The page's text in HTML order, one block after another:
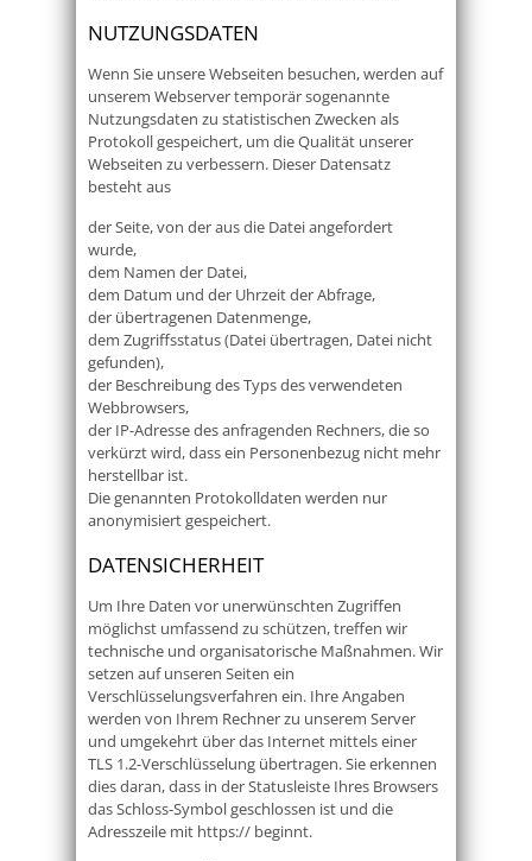
NUTZUNGSDATEN
Wenn Sie unsere Webseiten besuchen, werden auf
unserem Webserver temporär sogenannte
Nutzungsdaten zu statistischen Zwecken als
Protokoll gespeichert, um die Qualität unserer
Webseiten zu verbessern. Dieser Datensatz
besteht aus
der Seite, von der aus die Datei angefordert
wurde,
dem Namen der Datei,
dem Datum und der Uhrzeit der Abfrage,
der übertragenen Datenmenge,
dem Zugriffsstatus (Datei übertragen, Datei nicht
gefunden),
der Beschreibung des Typs des verwendeten
Webbrowsers,
der IP-Adresse des anfragenden Rechners, die so
verkürzt wird, dass ein Personenbezug nicht mehr
herstellbar ist.
Die genannten Protokolldaten werden nur
anonymisiert gespeichert.
DATENSICHERHEIT
Um Ihre Daten vor unerwünschten Zugriffen
möglichst umfassend zu schützen, treffen wir
technische und organisatorische Maßnahmen. Wir
setzen auf unseren Seiten ein
Verschlüsselungsverfahren ein. Ihre Angaben
werden von Ihrem Rechner zu unserem Server
und umgekehrt über das Internet mittels einer
TLS 1.2-Verschlüsselung übertragen. Sie erkennen
dies daran, dass in der Statusleiste Ihres Browsers
das Schloss-Symbol geschlossen ist und die
Adresszeile mit https:// beginnt.